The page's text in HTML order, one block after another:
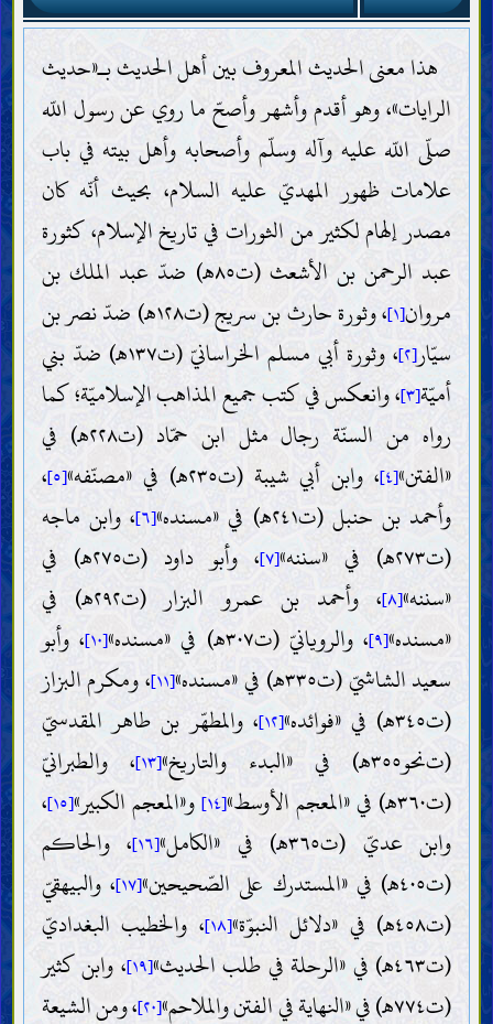
هذا معنى الحديث المعروف بين أهل الحديث بـ«حديث
الرايات»، وهو أقدم وأشهر وأصحّ ما روي عن رسول اللّه
صلّى اللّه عليه وآله وسلّم وأصحابه وأهل بيته في باب
علامات ظهور المهديّ عليه السلام، بحيث أنّه كان
مصدر إلهام لكثير من الثورات في تاريخ الإسلام، كثورة
عبد الرحمن بن الأشعث (ت٨٥هـ) ضدّ عبد الملك بن
مروان[١]
، وثورة حارث بن سريج (ت١٢٨هـ) ضدّ نصر بن
سيّار[٢]
، وثورة أبي مسلم الخراسانيّ (ت١٣٧هـ) ضدّ بني
أميّة[٣] ، وانعكس في كتب جميع المذاهب الإسلاميّة؛ كما
رواه من السنّة رجال مثل ابن حمّاد (ت٢٢٨هـ) في
«الفتن»[٤] ، وابن أبي شيبة (ت٢٣٥هـ) في «مصنّفه» [٥] ،
وأحمد بن حنبل (ت٢٤١هـ) في «مسنده»
[٦] ، وابن ماجه
(ت٢٧٣هـ) في «سننه»
[٧]
، وأبو داود (ت٢٧٥هـ) في
«سننه»[٨]
، وأحمد بن عمرو البزار (ت٢٩٢هـ) في
«مسنده»[٩] ، والرويانيّ (ت٣٠٧هـ) في «مسنده» [١٠] ، وأبو
سعيد الشاشيّ (ت٣٣٥هـ) في «مسنده»
[١١] ، ومكرم البزاز
(ت٣٤٥هـ) في «فوائده»
[١٢] ، والمطهّر بن طاهر المقدسيّ
(ت‌نحو٣٥٥هـ) في «البدء والتاريخ»
[١٣]
، والطبرانيّ
(ت٣٦٠هـ) في «المعجم الأوسط»
[١٤] و«المعجم الكبير»[١٥]
،
وابن عديّ (ت٣٦٥هـ) في «الكامل»
[١٦]
، والحاكم
(ت٤٠٥هـ) في «المستدرك على الصّحيحين»
[١٧] ، والبيهقيّ
(ت٤٥٨هـ) في «دلائل النبوّة»
[١٨]
، والخطيب البغداديّ
(ت٤٦٣هـ) في «الرحلة في طلب الحديث»
[١٩]
، وابن كثير
(ت٧٧٤هـ) في «النهاية في الفتن والملاحم»
[٢٠] ، ومن الشيعة